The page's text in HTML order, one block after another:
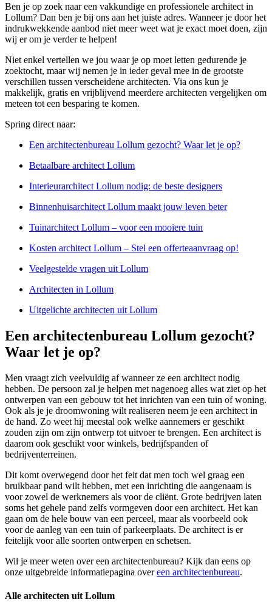
Ben je op zoek naar een vakkundige en professionele architect in
Lollum? Dan ben je bij ons aan het juiste adres. Wanneer je door het
indrukwekkende aanbod niet meer weet wat je exact moet doen, zijn
wij er om je verder te helpen!
Niet enkel vertellen we jou waar je op moet letten gedurende je
zoektocht, maar wij nemen je in ieder geval mee in de grootste
verschillen tussen verscheidene architecten. Via ons kun je
makkelijk, gratis en vrijblijvend meerdere architecten vergelijken om
meteen tot een besparing te komen.
Spring direct naar:
Een architectenbureau Lollum gezocht? Waar let je op?
Betaalbare architect Lollum
Interieurarchitect Lollum nodig: de beste designers
Binnenhuisarchitect Lollum maakt jouw leven beter
Tuinarchitect Lollum – voor een mooiere tuin
Kosten architect Lollum – Stel een offerteaanvraag op!
Veelgestelde vragen uit Lollum
Architecten in Lollum
Uitgelichte architecten uit Lollum
Een architectenbureau Lollum gezocht?
Waar let je op?
Men vraagt zich veelvuldig af wanneer ze een architect nodig
hebben. De persoon zal je helpen met nagenoeg alles wat ziet op het
ontwerpen van een gebouw tot het inrichten van een tuin of woning.
Ook als je je droomwoning wilt realiseren neem je een architect in
de hand. Zo weet hij meestal ook welke aannemers er geschikt
zouden zijn om zijn ontwerp tot uitvoer te brengen. Een architect is
daarom ook geschikt voor winkels, bedrijfspanden of
bedrijventerreinen.
Dit komt overwegend door het feit dat men toch wel graag een
bruikbaar pand wilt hebben, met een inrichting die aangenaam is
voor zowel de werknemers als voor de cliënt. Grote bedrijven laten
soms het gehele pand zelfs vormgeven door een architect. Het kan
gaan om de hele bouw van een perceel, maar als voorbeeld ook
voor de aanleg van een tuin of parkeerplaats. De architect is er
feitelijk voor alle soorten ontwerpen en schetsen.
Wil je meer weten over een architectenbureau? Kijk dan eens op
onze uitgebreide informatiepagina overeen architectenbureau.
Alle architecten uit Lollum